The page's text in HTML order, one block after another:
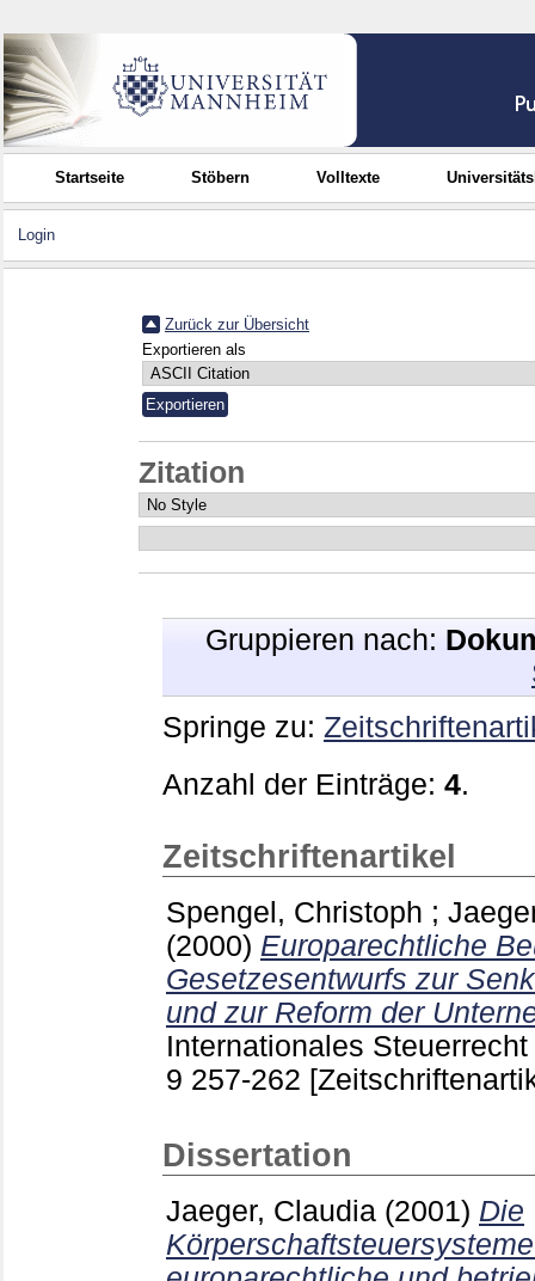
Startseite Stöbern Volltexte
Login
Zurück zur Übersicht
Exportieren als
Zitation
Gruppieren nach:
Springe zu:
Anzahl der Einträge: 4.
Zeitschriftenartikel
Spengel, Christoph ;
(2000) Europarechtliche
Gesetzesentwurfs zur
und zur Reform der
Internationales
9 257-262
Dissertation
Jaeger, Claudia (2001) Die